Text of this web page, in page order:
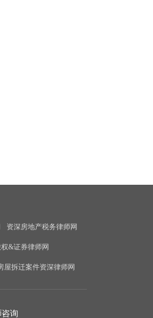
资深房地产税务律师网
&证券律师网
屋拆迁案件资深律师网
询